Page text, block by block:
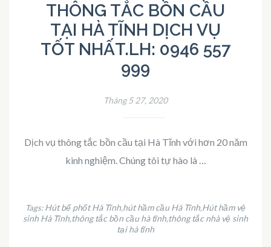
THÔNG TẮC BỒN CẦU
TẠI HÀ TĨNH DỊCH VỤ
TỐT NHẤT.LH: 0946 557
999
Tháng 5 27, 2020
Dịch vụ thông tắc bồn cầu tại Hà Tĩnh với hơn 20 năm
kinh nghiệm. Chúng tôi tự hào là …
Tags:Hút bể phốt Hà Tĩnh,hút hầm cầu Hà Tĩnh,Hút hầm vệ
sinh Hà Tĩnh,thông tắc bồn cầu hà tĩnh,thông tắc nhà vệ sinh
tại hà tĩnh